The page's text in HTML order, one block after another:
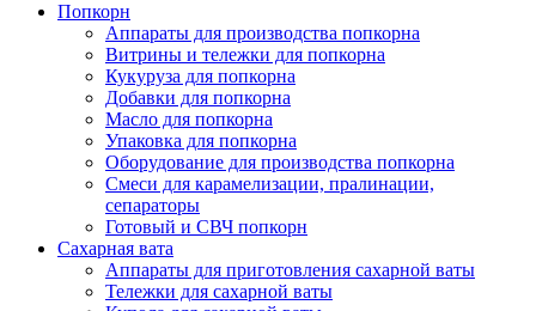
Попкорн
Аппараты для производства попкорна
Витрины и тележки для попкорна
Кукуруза для попкорна
Добавки для попкорна
Масло для попкорна
Упаковка для попкорна
Оборудование для производства попкорна
Смеси для карамелизации, пралинации,
сепараторы
Готовый и СВЧ попкорн
Сахарная вата
Аппараты для приготовления сахарной ваты
Тележки для сахарной ваты